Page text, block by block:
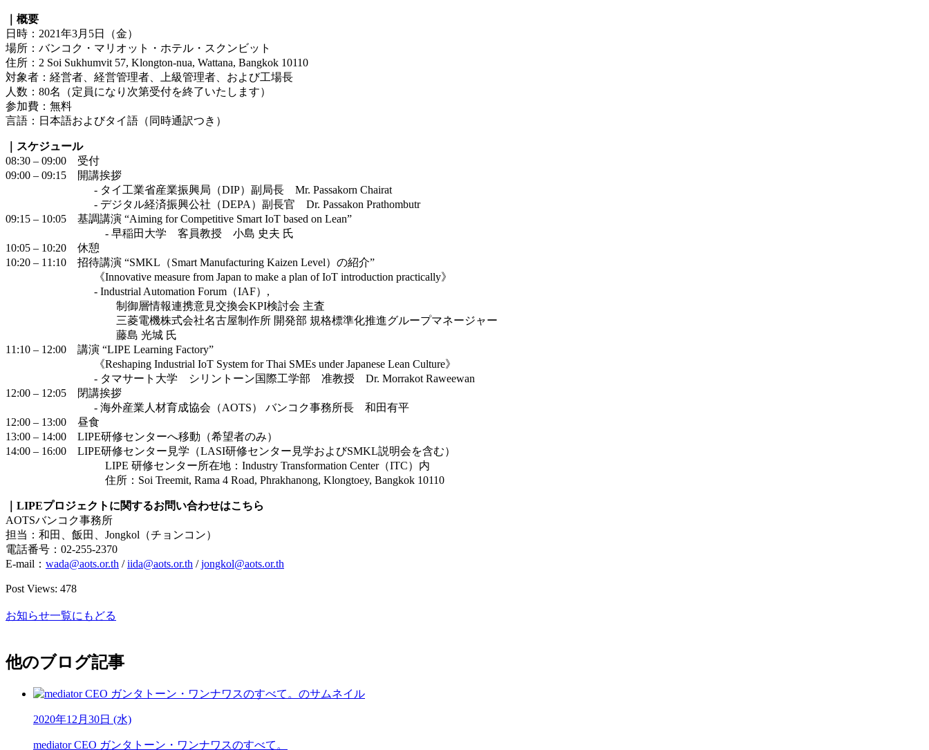
｜概要
日時：2021年3月5日（金）
場所：バンコク・マリオット・ホテル・スクンビット
住所：2 Soi Sukhumvit 57, Klongton-nua, Wattana, Bangkok 10110
対象者：経営者、経営管理者、上級管理者、および工場長
人数：80名（定員になり次第受付を終了いたします）
参加費：無料
言語：日本語およびタイ語（同時通訳つき）
｜スケジュール
08:30 – 09:00 受付
09:00 – 09:15 開講挨拶
- タイ工業省産業振興局（DIP）副局長 Mr. Passakorn Chairat
- デジタル経済振興公社（DEPA）副長官 Dr. Passakon Prathombutr
09:15 – 10:05 基調講演 “Aiming for Competitive Smart IoT based on Lean”
- 早稲田大学 客員教授 小島 史夫 氏
10:05 – 10:20 休憩
10:20 – 11:10 招待講演 “SMKL（Smart Manufacturing Kaizen Level）の紹介”
《Innovative measure from Japan to make a plan of IoT introduction practically》
- Industrial Automation Forum（IAF）,
制御層情報連携意見交換会KPI検討会 主査
三菱電機株式会社名古屋制作所 開発部 規格標準化推進グループマネージャー
藤島 光城 氏
11:10 – 12:00 講演 “LIPE Learning Factory”
《Reshaping Industrial IoT System for Thai SMEs under Japanese Lean Culture》
- タマサート大学 シリントーン国際工学部 准教授 Dr. Morrakot Raweewan
12:00 – 12:05 閉講挨拶
- 海外産業人材育成協会（AOTS） バンコク事務所長 和田有平
12:00 – 13:00 昼食
13:00 – 14:00 LIPE研修センターへ移動（希望者のみ）
14:00 – 16:00 LIPE研修センター見学（LASI研修センター見学およびSMKL説明会を含む）
LIPE 研修センター所在地：Industry Transformation Center（ITC）内
住所：Soi Treemit, Rama 4 Road, Phrakhanong, Klongtoey, Bangkok 10110
｜LIPEプロジェクトに関するお問い合わせはこちら
AOTSバンコク事務所
担当：和田、飯田、Jongkol（チョンコン）
電話番号：02-255-2370
E-mail： wada@aots.or.th /iida@aots.or.th /jongkol@aots.or.th
Post Views: 478
お知らせ一覧にもどる
他のブログ記事
2020年12月30日 (水)
mediator CEO ガンタトーン・ワンナワスのすべて。